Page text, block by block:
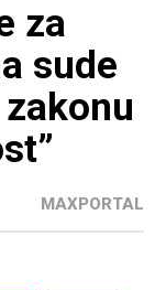
za
sude
MAXPORTAL